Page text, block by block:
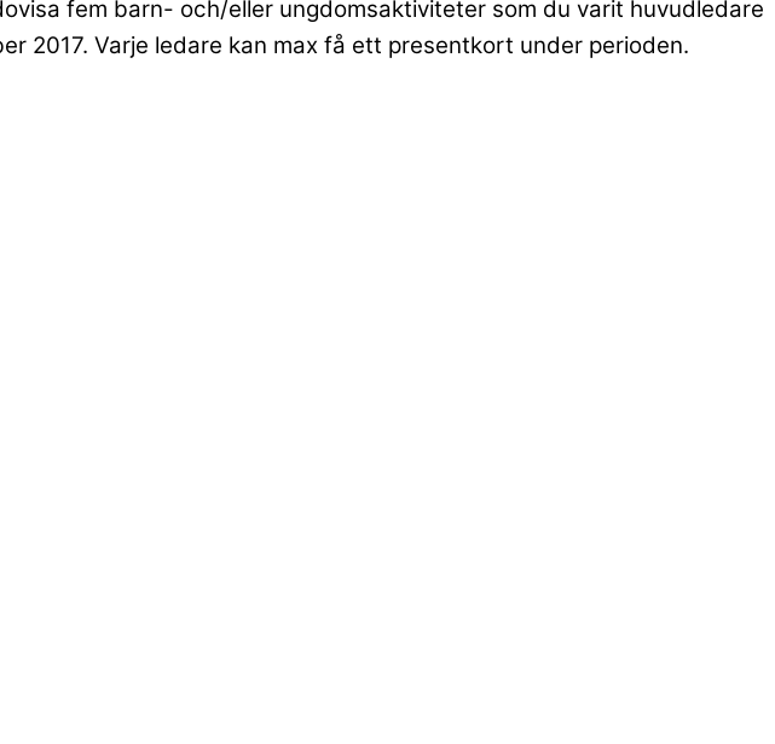
fem barn- och/eller ungdomsaktiviteter som du varit huvudledare
2017. Varje ledare kan max få ett presentkort under perioden.